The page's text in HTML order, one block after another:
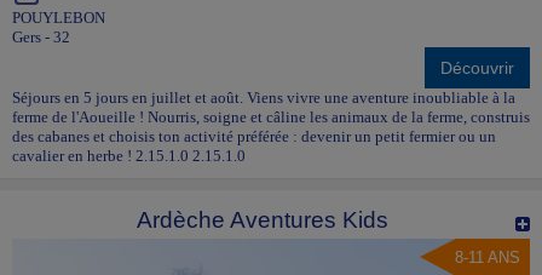
POUYLEBON
Gers - 32
Découvrir
Séjours en 5 jours en juillet et août. Viens vivre une aventure inoubliable à la
ferme de l'Aoueille ! Nourris, soigne et câline les animaux de la ferme, construis
des cabanes et choisis ton activité préférée : devenir un petit fermier ou un
cavalier en herbe ! 2.15.1.0 2.15.1.0
Ardèche Aventures Kids
8-11 ANS